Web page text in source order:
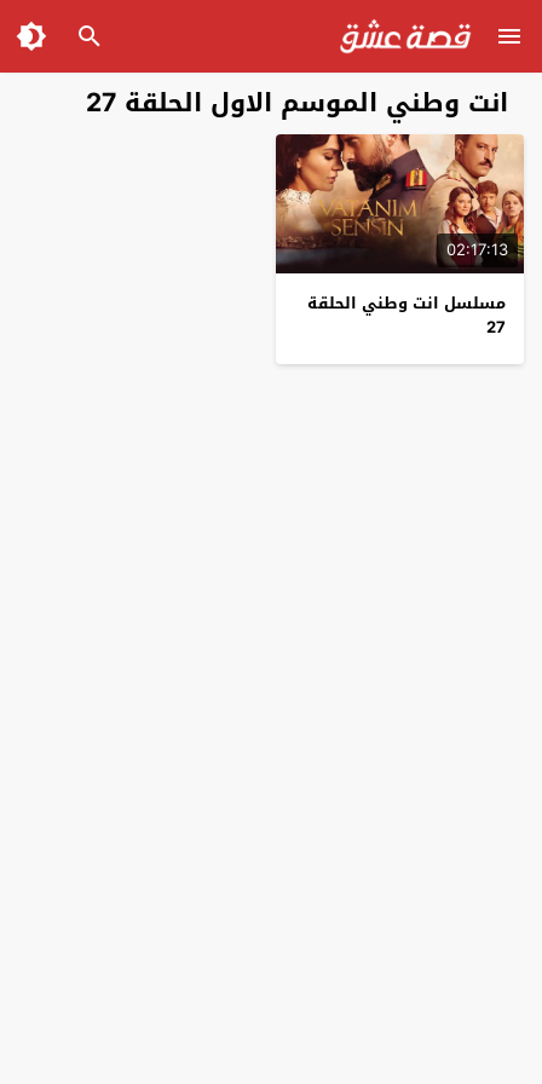
انت وطني الموسم الاول الحلقة 27
02:17:13
مسلسل انت وطني الحلقة
27